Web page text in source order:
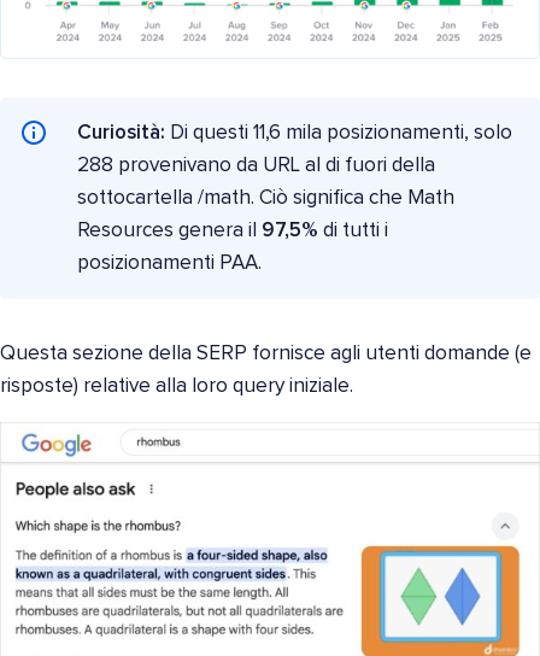
Curiosità: Di questi 11,6 mila posizionamenti, solo
288 provenivano da URL al di fuori della
sottocartella /math. Ciò significa che Math
Resources genera il 97,5% di tutti i
posizionamenti PAA.
Questa sezione della SERP fornisce agli utenti domande (e
risposte) relative alla loro query iniziale.